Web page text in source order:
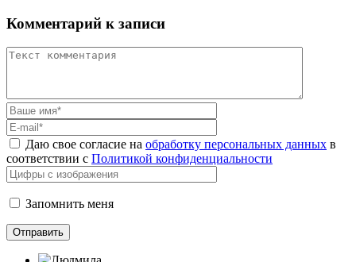
Комментарий к записи
Даю свое согласие на обработку персональных данных в
соответствии с Политикой конфиденциальности
Запомнить меня